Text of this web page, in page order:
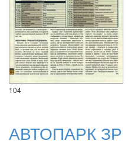
104
АВТОПАРК ЗР